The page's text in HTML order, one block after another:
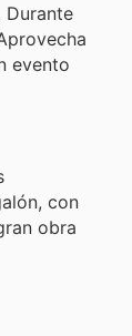
Durante
evento
con
obra